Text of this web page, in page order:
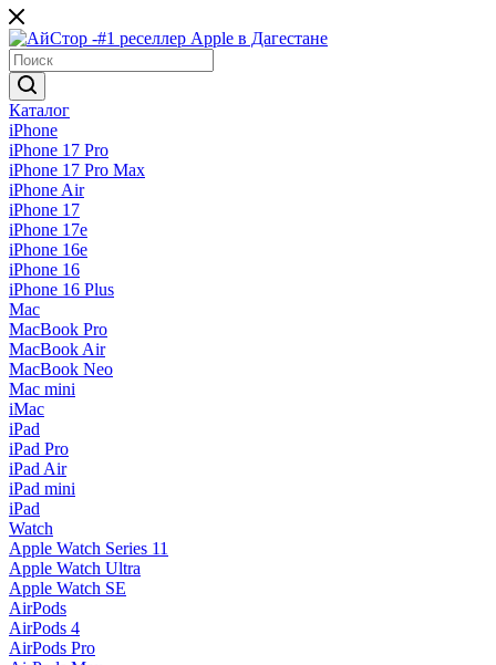
Каталог
iPhone
iPhone 17 Pro
iPhone 17 Pro Max
iPhone Air
iPhone 17
iPhone 17e
iPhone 16e
iPhone 16
iPhone 16 Plus
Mac
MacBook Pro
MacBook Air
MacBook Neo
Mac mini
iMac
iPad
iPad Pro
iPad Air
iPad mini
iPad
Watch
Apple Watch Series 11
Apple Watch Ultra
Apple Watch SE
AirPods
AirPods 4
AirPods Pro